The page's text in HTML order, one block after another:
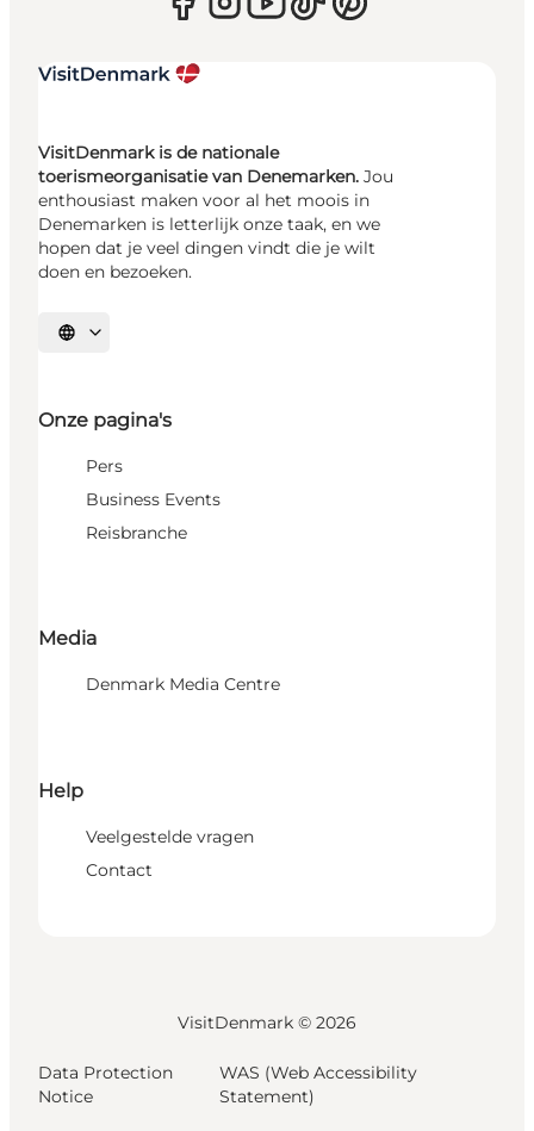
VisitDenmark is de nationale
toerismeorganisatie van Denemarken. Jou
enthousiast maken voor al het moois in
Denemarken is letterlijk onze taak, en we
hopen dat je veel dingen vindt die je wilt
doen en bezoeken.
Selecteer taal
Onze pagina's
Pers
Business Events
Reisbranche
Media
Denmark Media Centre
Help
Veelgestelde vragen
Contact
VisitDenmark © 2026
Data Protection
Notice
WAS (Web Accessibility
Statement)